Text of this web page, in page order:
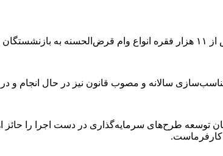
سالانه و مصوب قانون نیز در حال انجام و
توسعه طرح‌های سرمایه‌گذاری در دست اجرا را
کارفرماست.